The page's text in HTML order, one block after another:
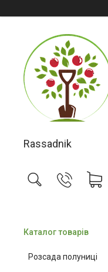
Rassadnik
Каталог товарів
Розсада полуниці